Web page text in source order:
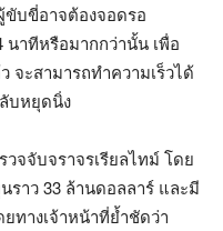
ขับขี่อาจต้องจอดรอ
าทีหรือมากกว่านั้น เพื่อ
จะสามารถทำความเร็วได้
บหยุดนิ่ง
วจจับจราจรเรียลไทม์ โดย
ราว 33 ล้านดอลลาร์ และมี
ทางเจ้าหน้าที่ย้ำชัดว่า